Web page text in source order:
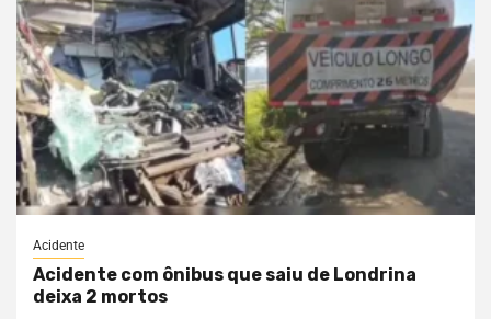
Acidente
Acidente com ônibus que saiu de Londrina
deixa 2 mortos